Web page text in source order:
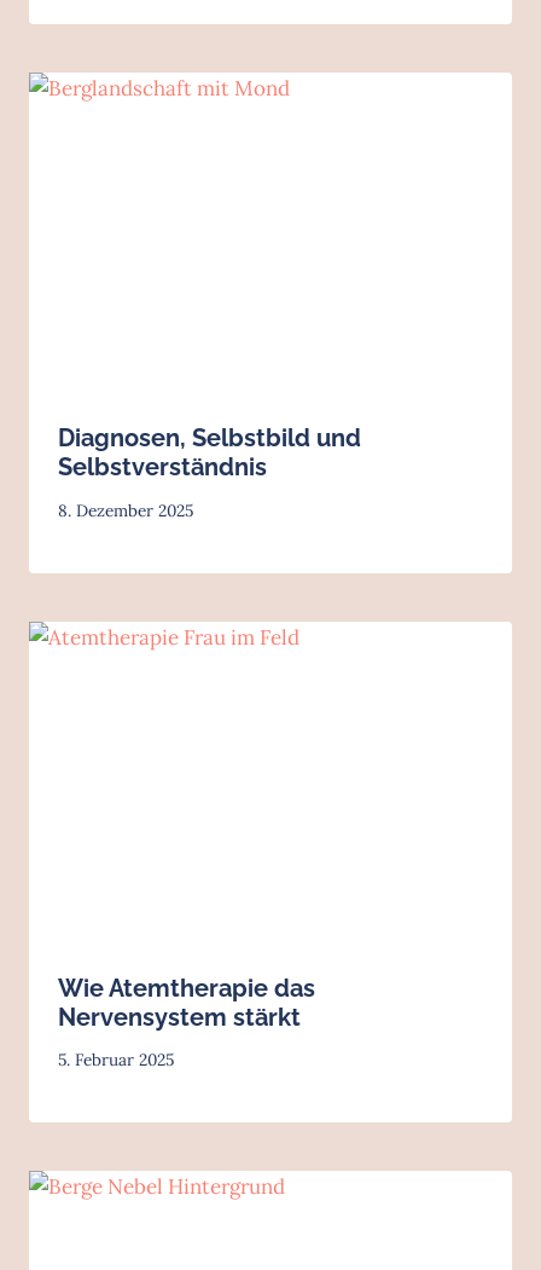
Diagnosen, Selbstbild und
Selbstverständnis
8. Dezember 2025
Wie Atemtherapie das
Nervensystem stärkt
5. Februar 2025